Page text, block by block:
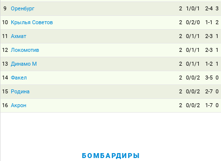
9 Оренбург 2 1/0/1 2-4 3
10 Крылья Советов 2 0/2/0 1-1 2
11 Ахмат 2 0/1/1 2-3 1
12 Локомотив 2 0/1/1 2-3 1
13 Динамо М 2 0/1/1 1-2 1
14 Факел 2 0/0/2 3-5 0
15 Родина 2 0/0/2 2-7 0
16 Акрон 2 0/0/2 1-7 0
БОМБАРДИРЫ